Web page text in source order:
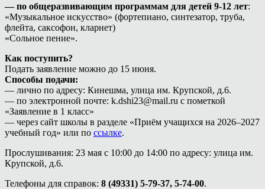
— по общеразвивающим программам для детей 9-12 лет:
«Музыкальное искусство» (фортепиано, синтезатор, труба,
флейта, саксофон, кларнет)
«Сольное пение».
Как поступить?
Подать заявление можно до 15 июня.
Способы подачи:
— лично по адресу: Кинешма, улица им. Крупской, д.6.
— по электронной почте: k.dshi23@mail.ru с пометкой
«Заявление в 1 класс»
— через сайт школы в разделе «Приём учащихся на 2026–2027
учебный год» или по ссылке.
Прослушивания: 23 мая с 10:00 до 14:00 по адресу: улица им.
Крупской, д.6.
Телефоны для справок: 8 (49331) 5-79-37, 5-74-00.